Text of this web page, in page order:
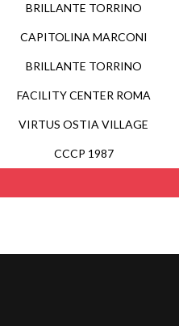
BRILLANTE TORRINO
CAPITOLINA MARCONI
BRILLANTE TORRINO
FACILITY CENTER ROMA
VIRTUS OSTIA VILLAGE
CCCP 1987